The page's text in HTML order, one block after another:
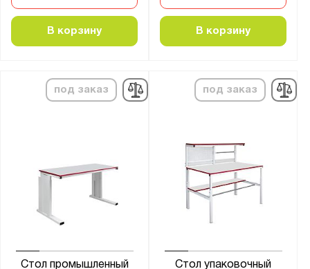
В корзину В корзину
под заказ
Стол промышленный
под заказ
Стол упаковочный